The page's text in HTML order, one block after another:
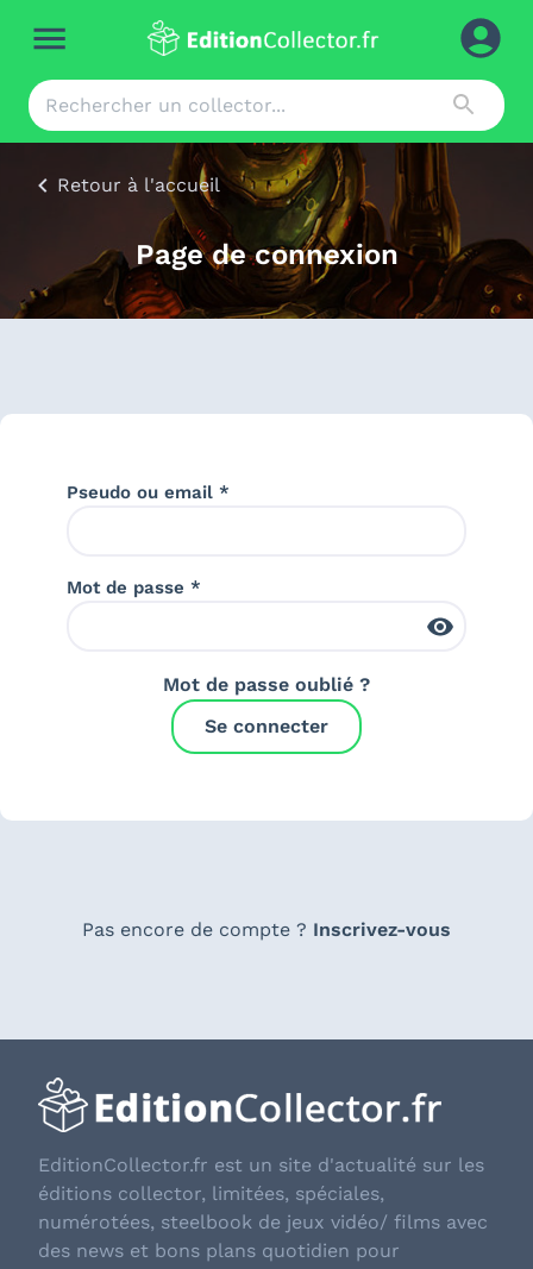
Retour à l'accueil
Page de connexion
Pseudo ou email *
Mot de passe *
Mot de passe oublié ?
Se connecter
Pas encore de compte ? Inscrivez-vous
EditionCollector.fr est un site d'actualité sur les
éditions collector, limitées, spéciales,
numérotées, steelbook de jeux vidéo/ films avec
des news et bons plans quotidien pour